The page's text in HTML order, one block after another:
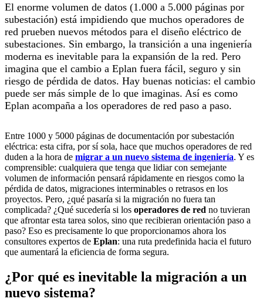
El enorme volumen de datos (1.000 a 5.000 páginas por
subestación) está impidiendo que muchos operadores de
red prueben nuevos métodos para el diseño eléctrico de
subestaciones. Sin embargo, la transición a una ingeniería
moderna es inevitable para la expansión de la red. Pero
imagina que el cambio a Eplan fuera fácil, seguro y sin
riesgo de pérdida de datos. Hay buenas noticias: el cambio
puede ser más simple de lo que imaginas. Así es como
Eplan acompaña a los operadores de red paso a paso.
Entre 1000 y 5000 páginas de documentación por subestación
eléctrica: esta cifra, por sí sola, hace que muchos operadores de red
duden a la hora de migrar a un nuevo sistema de ingeniería. Y es
comprensible: cualquiera que tenga que lidiar con semejante
volumen de información pensará rápidamente en riesgos como la
pérdida de datos, migraciones interminables o retrasos en los
proyectos. Pero, ¿qué pasaría si la migración no fuera tan
complicada? ¿Qué sucedería si los operadores de red no tuvieran
que afrontar esta tarea solos, sino que recibieran orientación paso a
paso? Eso es precisamente lo que proporcionamos ahora los
consultores expertos de Eplan: una ruta predefinida hacia el futuro
que aumentará la eficiencia de forma segura.
¿Por qué es inevitable la migración a un
nuevo sistema?